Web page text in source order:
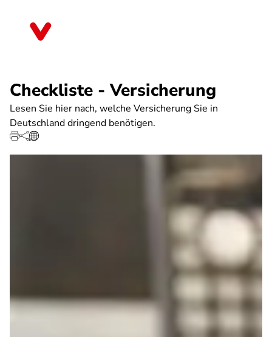
Checkliste - Versicherung
Lesen Sie hier nach, welche Versicherung Sie in
Deutschland dringend benötigen.